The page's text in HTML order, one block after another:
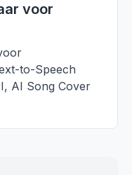
voor
to-Speech
AI Song Cover